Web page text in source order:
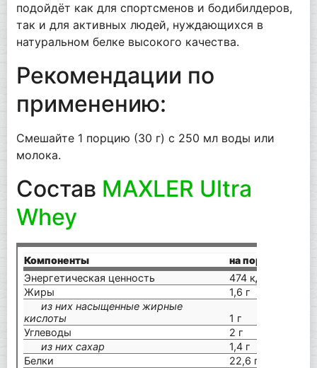
подойдёт как для спортсменов и бодибилдеров,
так и для активных людей, нуждающихся в
натуральном белке высокого качества.
Рекомендации по
применению:
Смешайте 1 порцию (30 г) с 250 мл воды или
молока.
Состав MAXLER Ultra
Whey
Компоненты
на порцию (30 г)
Энергетическая ценность
474 кДж/112 ккал
Жиры
1,6 г
из них насыщенные жирные
кислоты
1 г
Углеводы
2 г
из них сахар
1,4 г
Белки
22,6 г